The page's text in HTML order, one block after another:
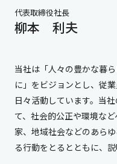
代表取締役社長
柳本 利夫
当社は「人々の豊かな暮
に」をビジョンとし、従
日々活動しています。当
て、社会的公正や環境な
家、地域社会などのあら
る行動をとるとともに、